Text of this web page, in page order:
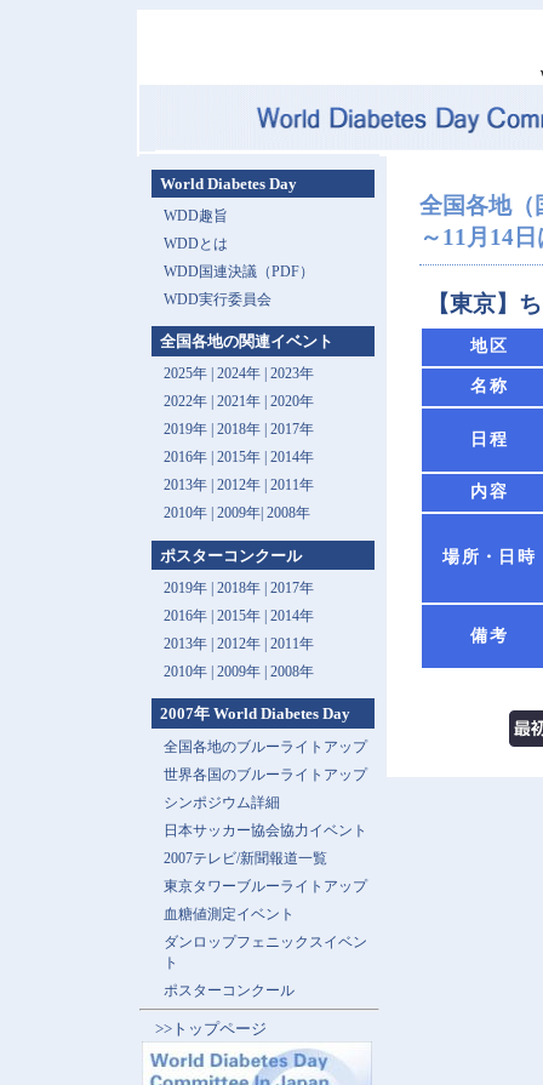
全国各地（
～11月14
【東京】
地区
名称
日程
内容
場所・日時
備考
World Diabetes Day
WDD趣旨
WDDとは
WDD国連決議（PDF）
WDD実行委員会
全国各地の関連イベント
2025年| 2024年| 2023年
2022年| 2021年| 2020年
2019年| 2018年| 2017年
2016年| 2015年| 2014年
2013年 | 2012年| 2011年
2010年| 2009年| 2008年
ポスターコンクール
2019年 | 2018年 | 2017年
2016年 | 2015年 | 2014年
2013年 | 2012年 | 2011年
2010年 | 2009年 | 2008年
2007年 World Diabetes Day
全国各地のブルーライトアップ
世界各国のブルーライトアップ
シンポジウム詳細
日本サッカー協会協力イベント
2007テレビ/新聞報道一覧
東京タワーブルーライトアップ
血糖値測定イベント
ダンロップフェニックスイベン
ト
ポスターコンクール
>>トップページ